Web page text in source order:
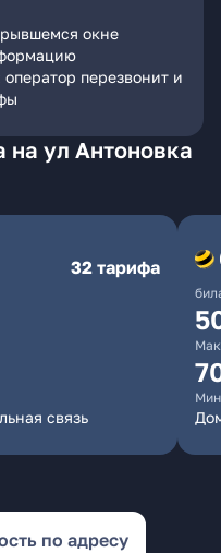
окне
перезвонит и
на ул Антоновка
32 тарифа
связь
по адресу